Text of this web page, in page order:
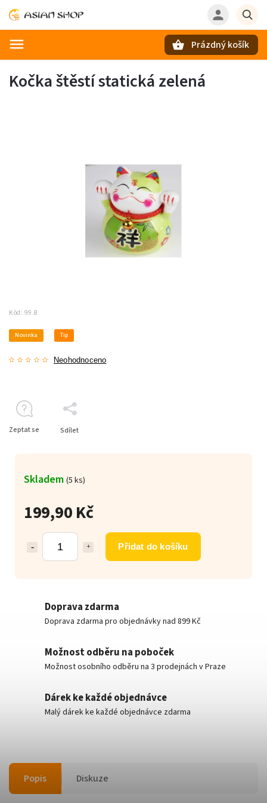
Prázdný košík
Kočka štěstí statická zelená
Kód: 99.8
Novinka Tip
Neohodnoceno
199,90 Kč
Přidat do košíku
Skladem (5 ks)
Zeptat se Sdílet
Doprava zdarma
Doprava zdarma pro objednávky nad 899 Kč
Možnost odběru na poboček
Možnost osobního odběru na 3 prodejnách v Praze
Dárek ke každé objednávce
Malý dárek ke každé objednávce zdarma
Popis Diskuze